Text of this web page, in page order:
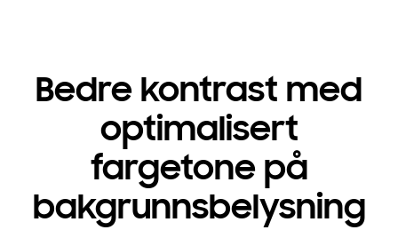
Bedre kontrast med
optimalisert
fargetone på
bakgrunnsbelysning